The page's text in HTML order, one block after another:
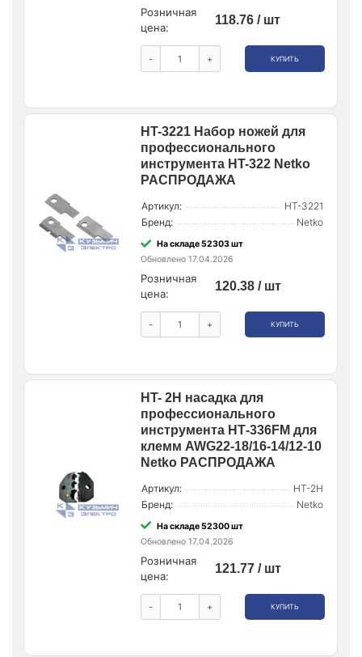
Розничная
цена:
118.76 / шт
- + КУПИТЬ
HT-3221 Набор ножей для
профессионального
инструмента HT-322 Netko
РАСПРОДАЖА
Артикул:
HT-3221
Бренд:
Netko
На складе 52303 шт
Обновлено 17.04.2026
Розничная
цена:
120.38 / шт
- + КУПИТЬ
HT- 2H насадка для
профессионального
инструмента НТ-336FM для
клемм AWG22-18/16-14/12-10
Netko РАСПРОДАЖА
Артикул:
HT-2H
Бренд:
Netko
На складе 52300 шт
Обновлено 17.04.2026
Розничная
цена:
121.77 / шт
- + КУПИТЬ